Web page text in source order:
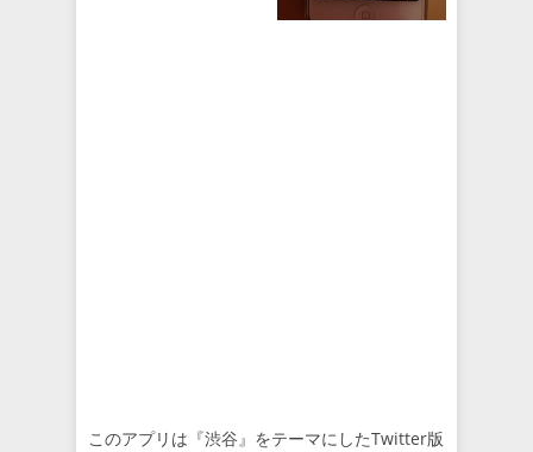
このアプリは『渋谷』をテーマにしたTwitter版